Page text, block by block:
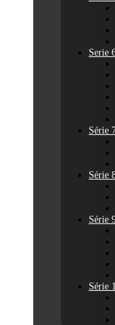
Serie
Série
Série
Série
Série